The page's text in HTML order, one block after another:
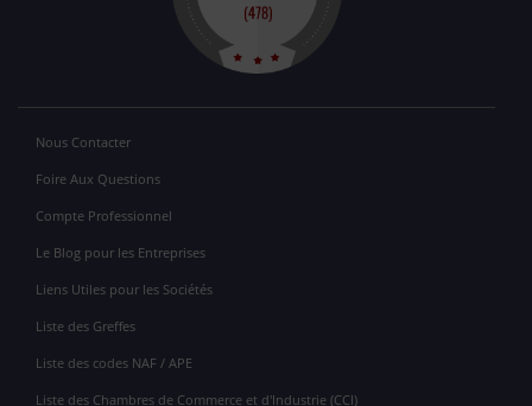
Nous Contacter
Foire Aux Questions
Compte Professionnel
Le Blog pour les Entreprises
Liens Utiles pour les Sociétés
Liste des Greffes
Liste des codes NAF / APE
Liste des Chambres de Commerce et d'Industrie (CCI)